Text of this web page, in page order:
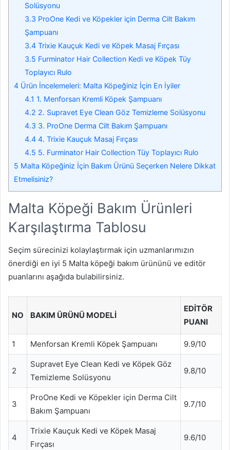
Solüsyonu
3.3 ProOne Kedi ve Köpekler için Derma Cilt Bakım
Şampuanı
3.4 Trixie Kauçuk Kedi ve Köpek Masaj Fırçası
3.5 Furminator Hair Collection Kedi ve Köpek Tüy
Toplayıcı Rulo
4 Ürün İncelemeleri: Malta Köpeğiniz İçin En İyiler
4.1 1. Menforsan Kremli Köpek Şampuanı
4.2 2. Supravet Eye Clean Göz Temizleme Solüsyonu
4.3 3. ProOne Derma Cilt Bakım Şampuanı
4.4 4. Trixie Kauçuk Masaj Fırçası
4.5 5. Furminator Hair Collection Tüy Toplayıcı Rulo
5 Malta Köpeğiniz İçin Bakım Ürünü Seçerken Nelere Dikkat
Etmelisiniz?
Malta Köpeği Bakım Ürünleri
Karşılaştırma Tablosu
Seçim sürecinizi kolaylaştırmak için uzmanlarımızın
önerdiği en iyi 5 Malta köpeği bakım ürününü ve editör
puanlarını aşağıda bulabilirsiniz.
NO BAKIM ÜRÜNÜ MODELI
EDITÖR
PUANI
1 Menforsan Kremli Köpek Şampuanı 9.9/10
2
Supravet Eye Clean Kedi ve Köpek Göz
Temizleme Solüsyonu
9.8/10
3
ProOne Kedi ve Köpekler için Derma Cilt
Bakım Şampuanı
9.7/10
4
Trixie Kauçuk Kedi ve Köpek Masaj
Fırçası
9.6/10